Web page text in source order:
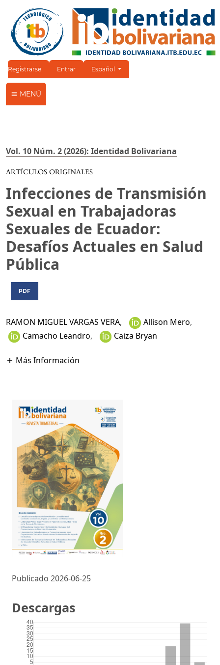
Registrarse Entrar Cambiar el idioma. El idioma actual es:
Español
MENÚ
Vol. 10 Núm. 2 (2026): Identidad Bolivariana
ARTÍCULOS ORIGINALES
Infecciones de Transmisión
Sexual en Trabajadoras
Sexuales de Ecuador:
Desafíos Actuales en Salud
Pública
PDF
RAMON MIGUEL VARGAS VERA, Allison Mero,
Camacho Leandro, Caiza Bryan
Más Información
Publicado 2026-06-25
Descargas